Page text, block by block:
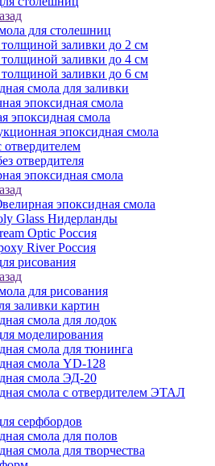
для столешниц
заливки до 2 см
заливки до 4 см
заливки до 6 см
смола для заливки
эпоксидная смола
эпоксидная смола
эпоксидная смола
отвердителя
эпоксидная смола
эпоксидная смола
Glass Нидерланды
Optic Россия
River Россия
рисования
для рисования
заливки картин
смола для лодок
моделирования
смола для тюнинга
смола YD-128
смола ЭД-20
смола с отвердителем ЭТАЛ
серфбордов
смола для полов
смола для творчества